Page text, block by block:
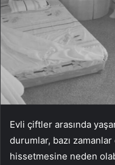
Evli çiftler arasında
durumlar, bazı
hissetmesine neden